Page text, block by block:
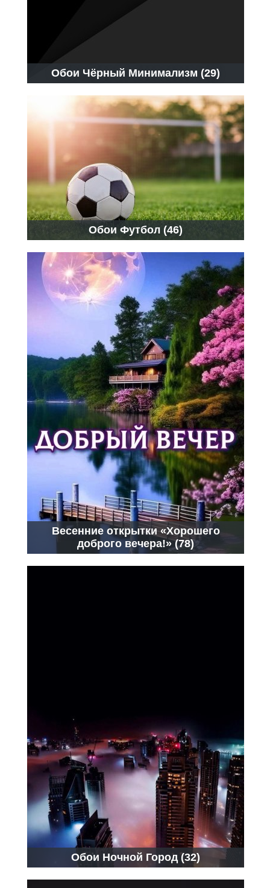
Обои Чёрный Минимализм (29)
Обои Футбол (46)
Весенние открытки «Хорошего
доброго вечера!» (78)
Обои Ночной Город (32)